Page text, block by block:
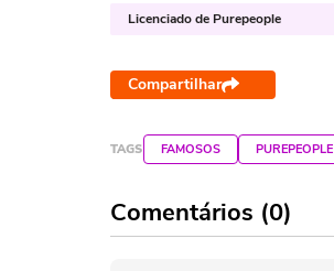
Licenciado de Purepeople
Compartilhar
TAGS FAMOSOS PUREPEOPLE
Comentários (0)